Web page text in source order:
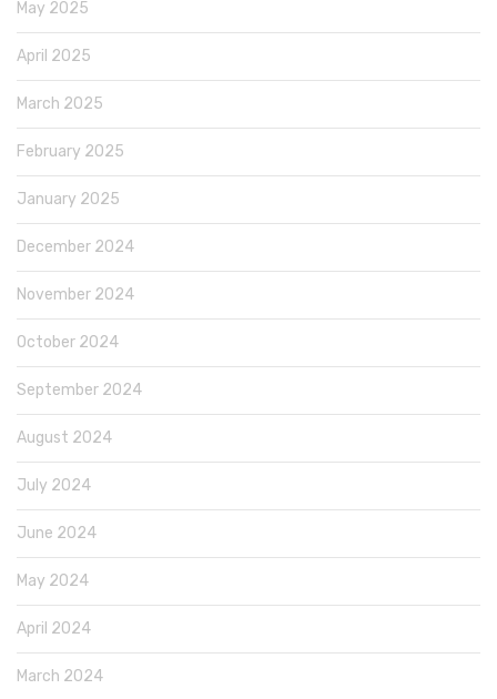
May 2025
April 2025
March 2025
February 2025
January 2025
December 2024
November 2024
October 2024
September 2024
August 2024
July 2024
June 2024
May 2024
April 2024
March 2024